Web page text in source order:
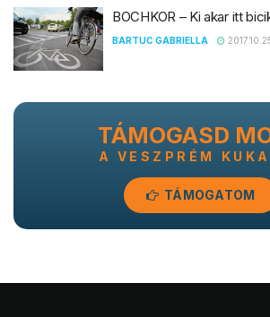
BOCHKOR – Ki akar itt
BARTUC GABRIELLA
TÁMOGASD
A VESZPRÉM
TÁMOGATOM